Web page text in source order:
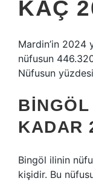
KAÇ
Mardin’in 2024
nüfusun
Nüfusun
BINGÖL
KADAR
Bingöl ilinin
kişidir. Bu